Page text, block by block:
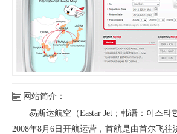
网站简介：
易斯达航空（Eastar Jet；韩语：이스
2008年8月6日开航运营，首航是由首尔飞